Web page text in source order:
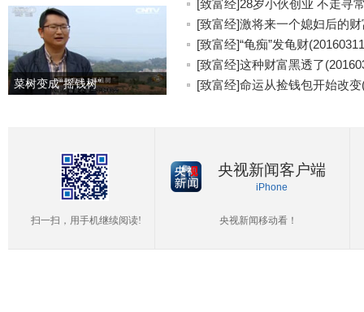
菜树变成“摇钱树”
[致富经]28岁小伙创业 不走寻
[致富经]激将来一个媳妇后的
[致富经]“龟痴”发龟财
[致富经]这种财富黑透了
[致富经]命运从捡钱包开始改变
扫一扫，用手机继续阅读!
央视新闻客户端
iPhone
央视新闻移动看！